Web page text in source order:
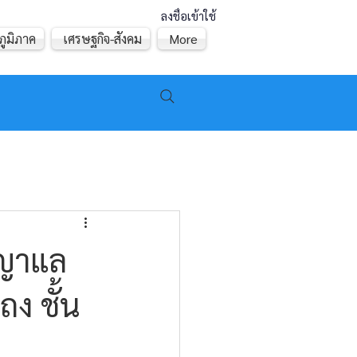
ลงชื่อเข้าใช้
มิภาค เศรษฐกิจ-สังคม More
าแล
ง ชั้น